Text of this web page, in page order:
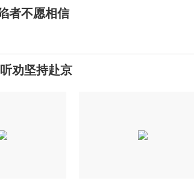
者不愿相信
劝坚持赴京